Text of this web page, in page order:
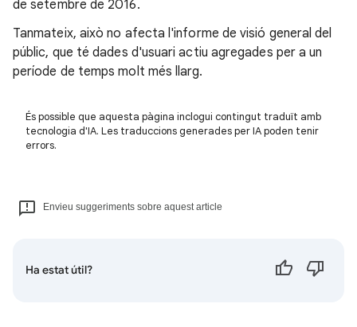
de setembre de 2016.
Tanmateix, això no afecta l'informe de visió general del
públic, que té dades d'usuari actiu agregades per a un
període de temps molt més llarg.
És possible que aquesta pàgina inclogui contingut traduït amb
tecnologia d'IA. Les traduccions generades per IA poden tenir
errors.
Envieu suggeriments sobre aquest article
Ha estat útil?